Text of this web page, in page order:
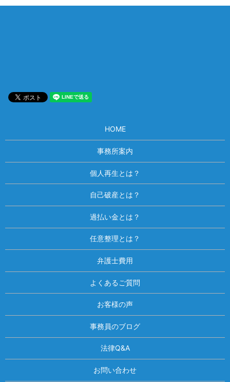
HOME
事務所案内
個人再生とは？
自己破産とは？
過払い金とは？
任意整理とは？
弁護士費用
よくあるご質問
お客様の声
事務員のブログ
法律Q&A
お問い合わせ